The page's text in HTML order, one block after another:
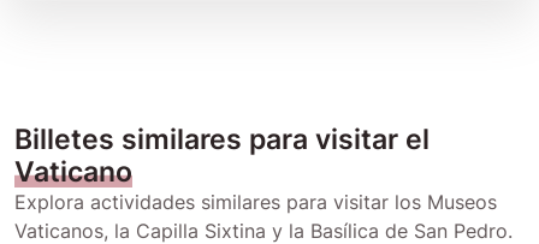
Billetes similares para visitar el
Vaticano
Explora actividades similares para visitar los Museos
Vaticanos, la Capilla Sixtina y la Basílica de San Pedro.